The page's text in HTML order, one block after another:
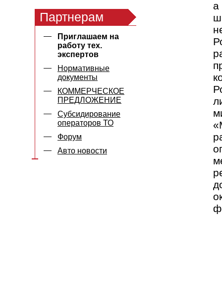
Партнерам
Приглашаем на
работу тех.
экспертов
Нормативные
документы
КОММЕРЧЕСКОЕ
ПРЕДЛОЖЕНИЕ
Субсидирование
операторов ТО
Форум
Авто новости
а